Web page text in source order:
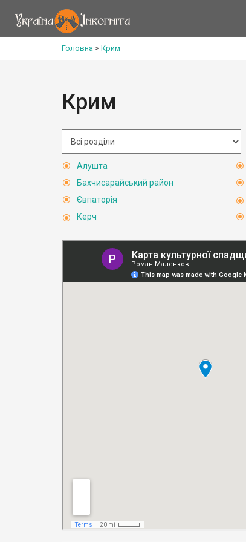
Головна > Крим
Крим
Алушта
Бахчисарайський район
Євпаторія
Керч